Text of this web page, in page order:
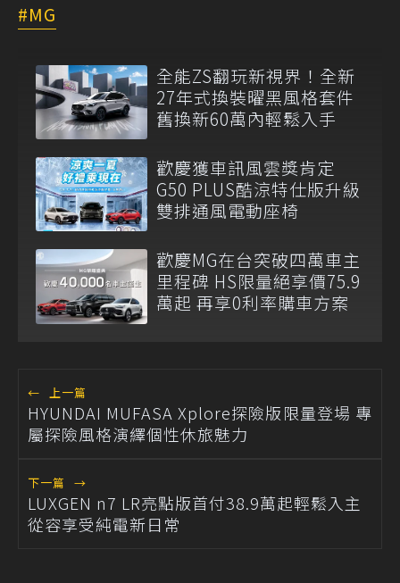
MG
全能ZS翻玩新視界！全新
27年式換裝曜黑風格套件
舊換新60萬內輕鬆入手
歡慶獲車訊風雲獎肯定
G50 PLUS酷涼特仕版升級
雙排通風電動座椅
歡慶MG在台突破四萬車主
里程碑 HS限量絕享價75.9
萬起 再享0利率購車方案
← 上一篇
HYUNDAI MUFASA Xplore探險版限量登場 專
屬探險風格演繹個性休旅魅力
下一篇 →
LUXGEN n7 LR亮點版首付38.9萬起輕鬆入主
從容享受純電新日常